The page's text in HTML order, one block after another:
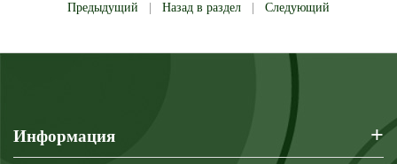
Предыдущий Назад в раздел Следующий
Информация +